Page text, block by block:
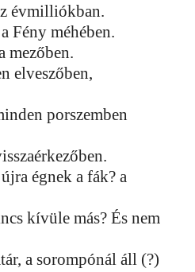
évmilliókban.
Fény méhében.
mezőben.
elveszőben,
porszemben
égnek a fák? a
kívüle más? És nem
a sorompónál áll (?)